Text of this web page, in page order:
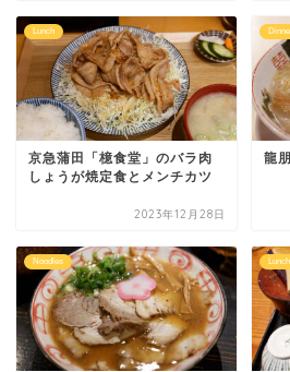
Lunch
京急蒲田「檍食堂」のバラ肉
しょうが焼定食とメンチカツ
2023年12月28日
龍
Noodles Lunch